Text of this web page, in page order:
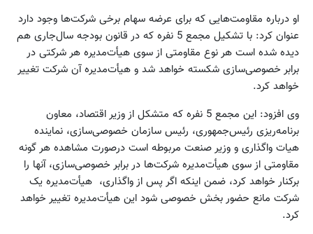
او درباره مقاومت‌هایی که برای عرضه سهام برخی شرکت‌ها وجود دارد
عنوان کرد: با تشکیل مجمع 5 نفره که در قانون بودجه سال‌جاری هم
دیده شده است هر نوع مقاومتی از سوی هیأت‌مدیره هر شرکتی در
برابر خصوصی‌سازی‌ شکسته خواهد شد و هیأت‌مدیره آن شرکت تغییر
خواهد کرد.
وی افزود: این مجمع 5 نفره که متشکل از وزیر اقتصاد، معاون
برنامه‌ریزی رئیس‌جمهوری، رئیس سازمان خصوصی‌سازی‌، نماینده
هیات واگذاری و وزیر صنعت مربوطه است درصورت مشاهده هر گونه
مقاومتی از سوی هیأت‌مدیره شرکت‌ها در برابر خصوصی‌سازی‌، آنها را
برکنار خواهد کرد، ضمن اینکه اگر پس از واگذاری، هیأت‌مدیره یک
شرکت مانع حضور بخش خصوصی شود این هیأت‌مدیره تغییر خواهد
کرد.